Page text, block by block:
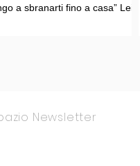
a sbranarti fino a casa” Lei
Newsletter